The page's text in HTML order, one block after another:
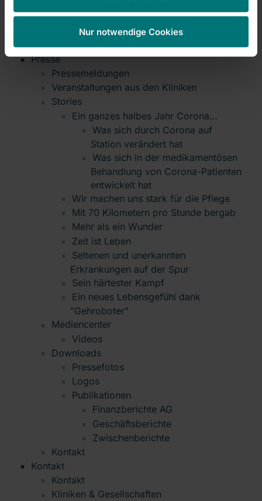
Nur notwendige Cookies
IR-News
Präsentationen & Conference Calls
Stimmrechtsmitteilungen
Verantwortung und Nachhaltigkeit
Presse
Pressemeldungen
Veranstaltungen aus den Kliniken
Stories
Ein ganzes halbes Jahr Corona…
Was sich durch Corona auf
Station verändert hat
Was sich in der medikamentösen
Behandlung von Corona-Patienten
entwickelt hat
Wir machen uns stark für die Pflege
Mit 70 Kilometern pro Stunde bergab
Mehr als ein Wunder
Zeit ist Leben
Seltenen und unerkannten
Erkrankungen auf der Spur
Sein härtester Kampf
Ein neues Lebensgefühl dank
"Gehroboter"
Mediencenter
Videos
Downloads
Pressefotos
Logos
Publikationen
Finanzberichte AG
Geschäftsberichte
Zwischenberichte
Kontakt
Kontakt
Kontakt
Kliniken & Gesellschaften